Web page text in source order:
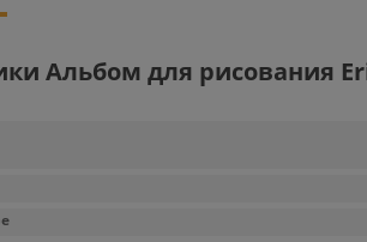
Альбом для рисования